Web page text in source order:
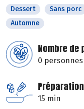
Dessert Sans porc
Automne
Nombre de
0 personnes
Préparation
15 min